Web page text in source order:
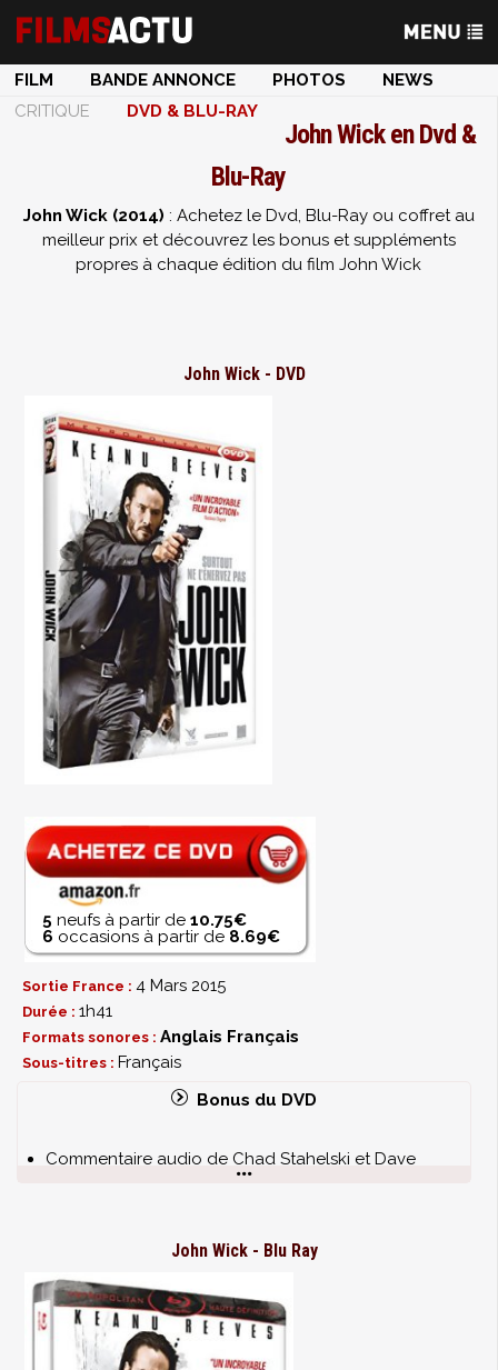
FILM BANDE ANNONCE PHOTOS
NEWS
CRITIQUE
DVD & BLU-RAY
John Wick en Dvd &
Blu-Ray
John Wick (2014) : Achetez le Dvd, Blu-Ray ou coffret au
meilleur prix et découvrez les bonus et suppléments
propres à chaque édition du film John Wick
John Wick - DVD
5 neufs à partir de 10.75€
6 occasions à partir de 8.69€
Sortie France : 4 Mars 2015
Durée : 1h41
Formats sonores : Anglais Français
Sous-titres : Français
Bonus du DVD
Commentaire audio de Chad Stahelski et Dave
Deux hommes, un destin (VOST)
Le code de conduite des tueurs (VOST)
Le Red Circle (VOST)
La face obscure de New York (VOST)
John Wick - Blu Ray